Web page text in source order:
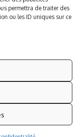
permettra de traiter des
ou les ID uniques sur ce
SAS, powered by